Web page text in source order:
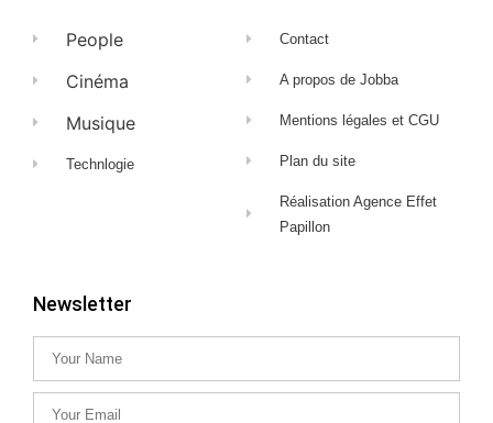
People
Cinéma
Musique
Technlogie
Contact
A propos de Jobba
Mentions légales et CGU
Plan du site
Réalisation Agence Effet
Papillon
Newsletter